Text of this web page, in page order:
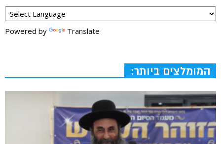
Powered by Translate
המומלצים ביותר: